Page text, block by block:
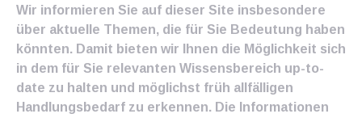
Wir informieren Sie auf dieser Site insbesondere
über aktuelle Themen, die für Sie Bedeutung haben
könnten. Damit bieten wir Ihnen die Möglichkeit sich
in dem für Sie relevanten Wissensbereich up-to-
date zu halten und möglichst früh allfälligen
Handlungsbedarf zu erkennen. Die Informationen